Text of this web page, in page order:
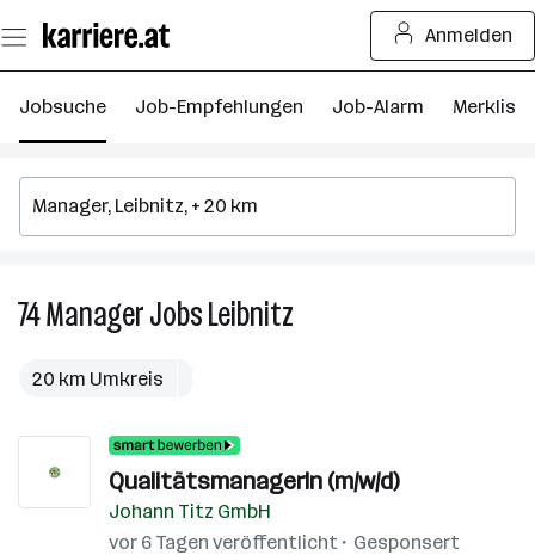
Seiteninhalt
springen
Anmelden
Jobsuche Job-Empfehlungen Job-Alarm Merkliste
74ManagerJobsLeibnitz
20 km Umkreis
QualitätsmanagerIn (m/w/d)
Johann Titz GmbH
vor 6 Tagen veröffentlicht
Gesponsert